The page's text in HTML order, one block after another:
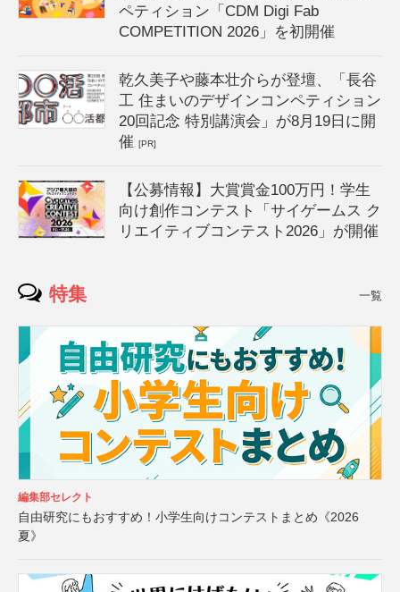
ペティション「CDM Digi Fab
COMPETITION 2026」を初開催
乾久美子や藤本壮介らが登壇、「長谷
工 住まいのデザインコンペティション
20回記念 特別講演会」が8月19日に開
催[PR]
【公募情報】大賞賞金100万円！学生
向け創作コンテスト「サイゲームス ク
リエイティブコンテスト2026」が開催
特集 一覧
編集部セレクト
自由研究にもおすすめ！小学生向けコンテストまとめ《2026
夏》